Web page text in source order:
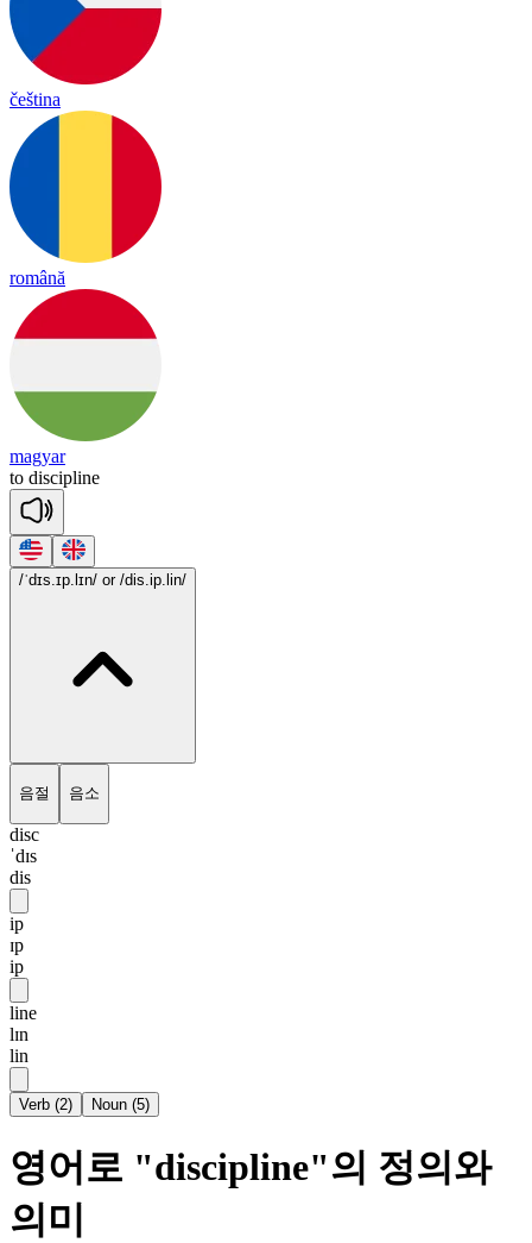
čeština
română
magyar
to discipline
/ˈdɪs.ɪp.lɪn/ or /dis.ip.lin/
음절 음소
disc
ˈdɪs
dis
ip
ɪp
ip
line
lɪn
lin
Verb (2) Noun (5)
영어로 "discipline"의 정의와
의미